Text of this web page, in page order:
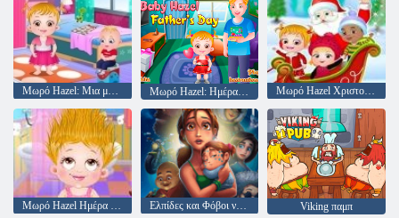
Μωρό Hazel: Μια μέρα στο νηπιαγωγείο Μωρό Hazel: Ημέρα του Πατέρα Μωρό Hazel Χριστούγεννα Έκπληξη
Μωρό Hazel Ημέρα Μαλλιά Ελπίδες και Φόβοι νόστιμα της Emily
Viking παμπ